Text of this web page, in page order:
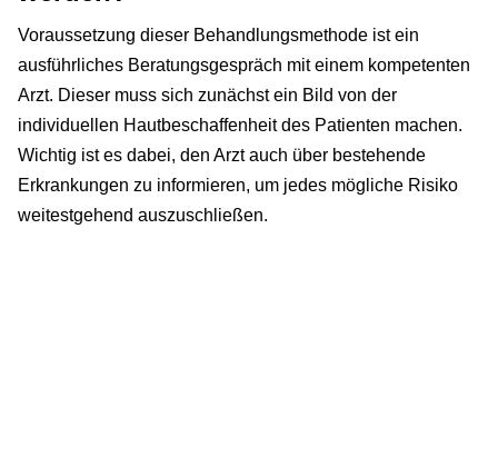
Voraussetzung dieser Behandlungsmethode ist ein
ausführliches Beratungsgespräch mit einem kompetenten
Arzt. Dieser muss sich zunächst ein Bild von der
individuellen Hautbeschaffenheit des Patienten machen.
Wichtig ist es dabei, den Arzt auch über bestehende
Erkrankungen zu informieren, um jedes mögliche Risiko
weitestgehend auszuschließen.